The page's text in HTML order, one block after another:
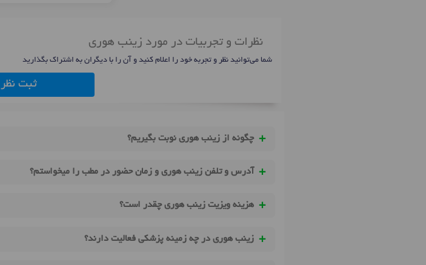
نظرات و تجربیات در مورد زینب هوری
شما می‌توانید نظر و تجربه خود را اعلام کنید و آن را با دیگران به اشتراک بگذارید
ثبت نظر
چگونه از زینب هوری نوبت بگیریم؟
آدرس و تلفن زینب هوری و زمان حضور در مطب را میخواستم؟
هزینه ویزیت زینب هوری چقدر است؟
زینب هوری در چه زمینه پزشکی فعالیت دارند؟